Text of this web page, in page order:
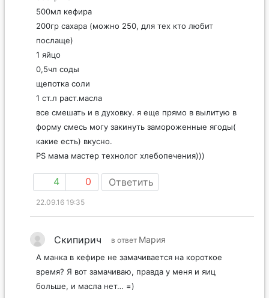
500мл кефира
200гр сахара (можно 250, для тех кто любит
послаще)
1 яйцо
0,5чл соды
щепотка соли
1 ст.л раст.масла
все смешать и в духовку. я еще прямо в вылитую в
форму смесь могу закинуть замороженные ягоды(
какие есть) вкусно.
PS мама мастер технолог хлебопечения)))
4 0 Ответить
22.09.16 19:35
Скипирич в ответ Мария
А манка в кефире не замачивается на короткое
время? Я вот замачиваю, правда у меня и яиц
больше, и масла нет… =)